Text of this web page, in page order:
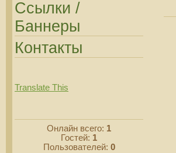
Ссылки /
Баннеры
Контакты
Translate This
Онлайн всего: 1
Гостей: 1
Пользователей: 0